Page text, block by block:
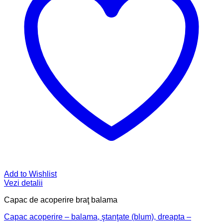
Add to Wishlist
Vezi detalii
Capac de acoperire braţ balama
Capac acoperire – balama, ştanţate (blum), dreapta –